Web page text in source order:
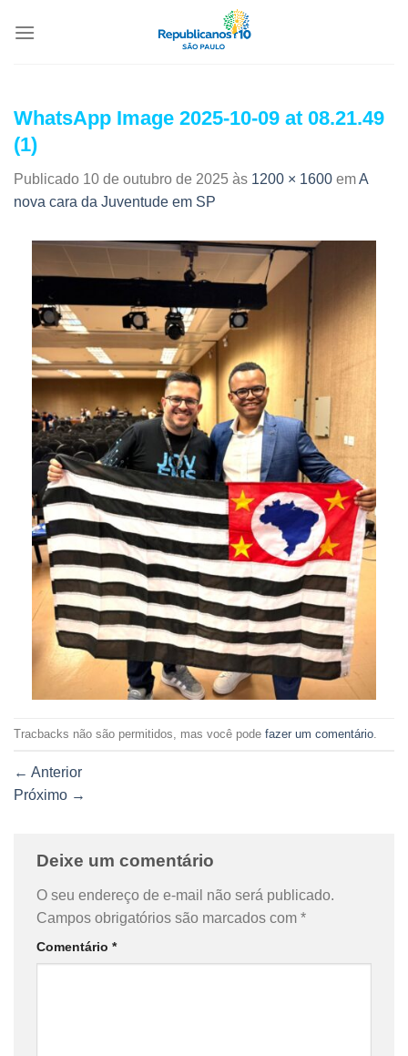
WhatsApp Image 2025-10-09 at 08.21.49
(1)
Publicado 10 de outubro de 2025 às 1200 × 1600 emA
nova cara da Juventude em SP
Tracbacks não são permitidos, mas você pode fazer um comentário
← Anterior
Próximo →
Deixe um comentário
O seu endereço de e-mail não será publicado.
Campos obrigatórios são marcados com *
Comentário *